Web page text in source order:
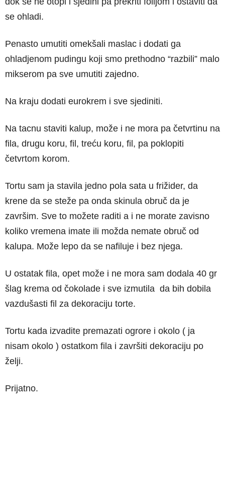
se ohladi.
Penasto umutiti omekšali maslac i dodati ga
ohladjenom pudingu koji smo prethodno “razbili” malo
mikserom pa sve umutiti zajedno.
Na kraju dodati eurokrem i sve sjediniti.
Na tacnu staviti kalup, može i ne mora pa četvrtinu na
fila, drugu koru, fil, treću koru, fil, pa poklopiti
četvrtom korom.
Tortu sam ja stavila jedno pola sata u frižider, da
krene da se steže pa onda skinula obruč da je
završim. Sve to možete raditi a i ne morate zavisno
koliko vremena imate ili možda nemate obruč od
kalupa. Može lepo da se nafiluje i bez njega.
U ostatak fila, opet može i ne mora sam dodala 40 gr
šlag krema od čokolade i sve izmutila da bih dobila
vazdušasti fil za dekoraciju torte.
Tortu kada izvadite premazati ogrore i okolo ( ja
nisam okolo ) ostatkom fila i završiti dekoraciju po
želji.
Prijatno.